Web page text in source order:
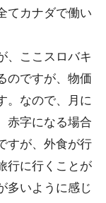
てカナダで働い
、ここスロバキ
のですが、物価
。なので、月に
赤字になる場合
すが、外食が行
行に行くことが
多いように感じ